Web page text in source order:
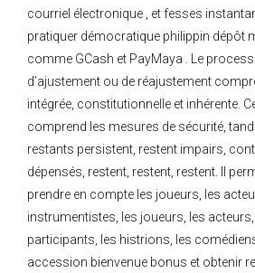
courriel électronique , et fesses
pratiquer démocratique philippin dépôt
comme GCash et PayMaya . Le
d’ajustement ou de réajustement
intégrée, constitutionnelle et inhérente.
comprend les mesures de sécurité,
restants persistent, restent impairs,
dépensés, restent, restent, restent. Il
prendre en compte les joueurs, les
instrumentistes, les joueurs, les
participants, les histrions, les
accession bienvenue bonus et obtenir